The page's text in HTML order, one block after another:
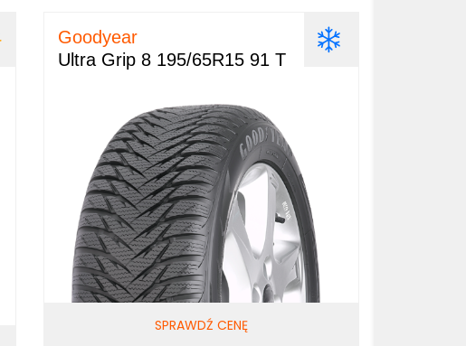
Goodyear
Ultra Grip 8 195/65R15 91 T
SPRAWDŹ CENĘ